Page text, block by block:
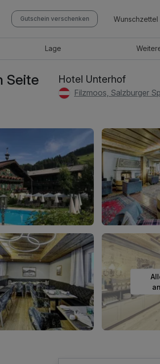
Gutschein verschenken Wunschzettel
Lage
Seite
Hotel Unterhof
Filzmoos, Salzburger